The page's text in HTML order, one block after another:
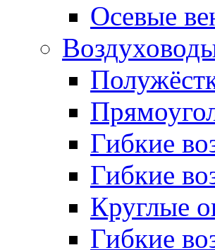
Осевые
Гибкие
Гибкие
Круглые
Гибкие